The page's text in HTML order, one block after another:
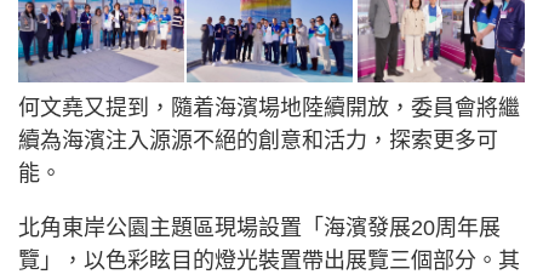
何文堯又提到，隨着海濱場地陸續開放，委員會將繼
續為海濱注入源源不絕的創意和活力，探索更多可
能。
北角東岸公園主題區現場設置「海濱發展20周年展
覽」，以色彩眩目的燈光裝置帶出展覽三個部分。其